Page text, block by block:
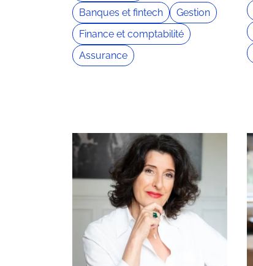
Banques et fintech
Gestion
Finance et comptabilité
Assurance